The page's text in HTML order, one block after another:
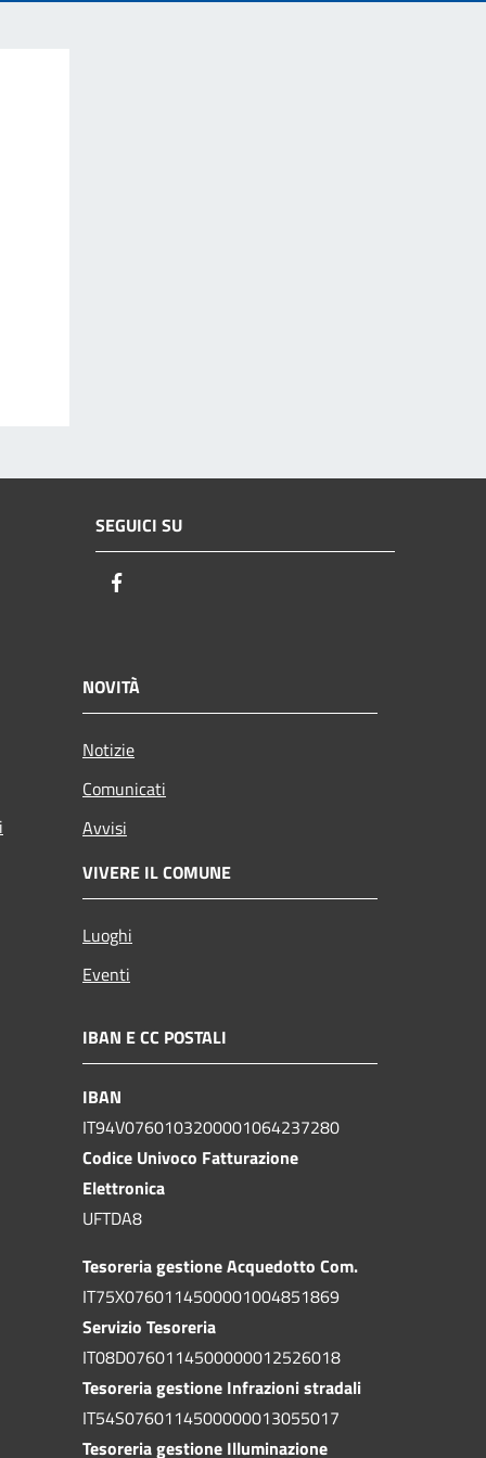
SEGUICI SU
NOVITÀ
Notizie
Comunicati
Avvisi
VIVERE IL COMUNE
Luoghi
Eventi
IBAN E CC POSTALI
IBAN
IT94V0760103200001064237280
Codice Univoco Fatturazione
Elettronica
UFTDA8
Tesoreria gestione Acquedotto Com.
IT75X0760114500001004851869
Servizio Tesoreria
IT08D0760114500000012526018
Tesoreria gestione Infrazioni stradali
IT54S0760114500000013055017
Tesoreria gestione Illuminazione